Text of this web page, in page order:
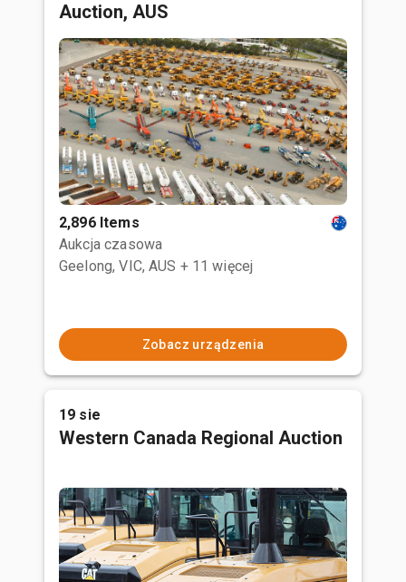
Auction, AUS
2,896 Items
Aukcja czasowa
Geelong, VIC, AUS + 11 więcej
Zobacz urządzenia
19 sie
Western Canada Regional Auction